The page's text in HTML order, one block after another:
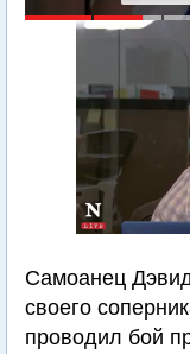
Самоанец
своего
проводил бой